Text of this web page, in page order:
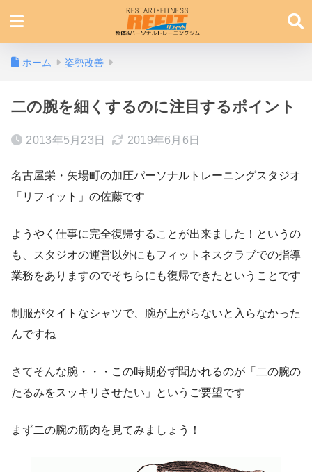
ホーム 姿勢改善
二の腕を細くするのに注目するポイント
2013年5月23日 2019年6月6日
名古屋栄・矢場町の加圧パーソナルトレーニングスタジオ
「リフィット」の佐藤です
ようやく仕事に完全復帰することが出来ました！というの
も、スタジオの運営以外にもフィットネスクラブでの指導
業務をありますのでそちらにも復帰できたということです
制服がタイトなシャツで、腕が上がらないと入らなかった
んですね
さてそんな腕・・・この時期必ず聞かれるのが「二の腕の
たるみをスッキリさせたい」というご要望です
まず二の腕の筋肉を見てみましょう！